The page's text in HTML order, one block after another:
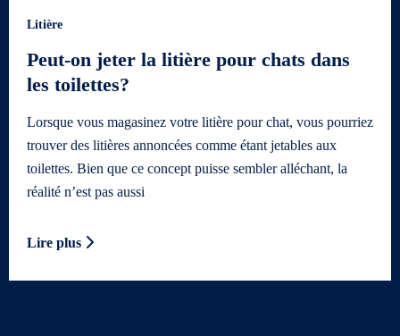
Litière
Peut-on jeter la litière pour chats dans
les toilettes?
Lorsque vous magasinez votre litière pour chat, vous pourriez
trouver des litières annoncées comme étant jetables aux
toilettes. Bien que ce concept puisse sembler alléchant, la
réalité n’est pas aussi
Lire plus